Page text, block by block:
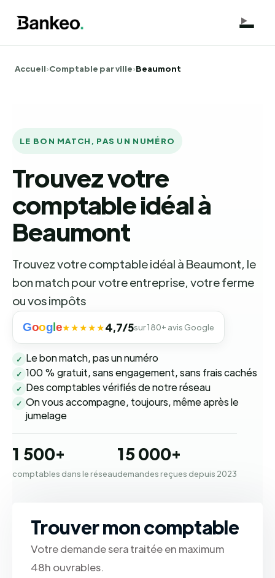
Accueil›Comptable par ville›Beaumont
LE BON MATCH, PAS UN NUMÉRO
Trouvez votre
comptable idéal à
Beaumont
Trouvez votre comptable idéal à Beaumont, le
bon match pour votre entreprise, votre ferme
ou vos impôts
Goog e★★★★★4,7/5sur 180+ avis Google
✓ Le bon match, pas un numéro
✓ 100 % gratuit, sans engagement, sans frais cachés
✓ Des comptables vérifiés de notre réseau
✓ On vous accompagne, toujours, même après le
jumelage
1 500+
comptables dans le réseau
15 000+
demandes reçues depuis 2023
Trouver mon comptable
Votre demande sera traitée en maximum
48h ouvrables.